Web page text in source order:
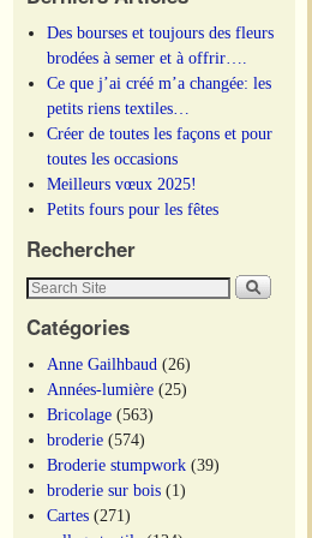
Des bourses et toujours des fleurs
brodées à semer et à offrir….
Ce que j’ai créé m’a changée: les
petits riens textiles…
Créer de toutes les façons et pour
toutes les occasions
Meilleurs vœux 2025!
Petits fours pour les fêtes
Rechercher
Catégories
Anne Gailhbaud (26)
Années-lumière (25)
Bricolage (563)
broderie (574)
Broderie stumpwork (39)
broderie sur bois (1)
Cartes (271)